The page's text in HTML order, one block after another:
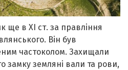
ще в ХІ ст. за правління
Він був
частоколом. Захищали
замку земляні вали та рови,